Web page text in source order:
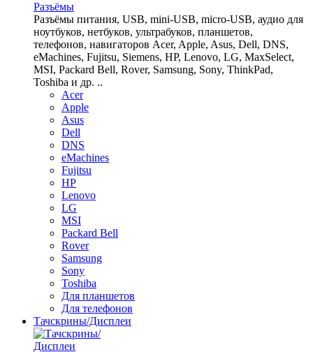
Разъёмы
Разъёмы питания, USB, mini-USB, micro-USB, аудио для
ноутбуков, нетбуков, ультрабуков, планшетов,
телефонов, навигаторов Acer, Apple, Asus, Dell, DNS,
eMachines, Fujitsu, Siemens, HP, Lenovo, LG, MaxSelect,
MSI, Packard Bell, Rover, Samsung, Sony, ThinkPad,
Toshiba и др. ..
Acer
Apple
Asus
Dell
DNS
eMachines
Fujitsu
HP
Lenovo
LG
MSI
Packard Bell
Rover
Samsung
Sony
Toshiba
Для планшетов
Для телефонов
Тачскрины/Дисплеи